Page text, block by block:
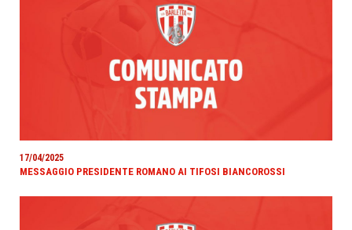
17/04/2025
MESSAGGIO PRESIDENTE ROMANO AI TIFOSI BIANCOROSSI